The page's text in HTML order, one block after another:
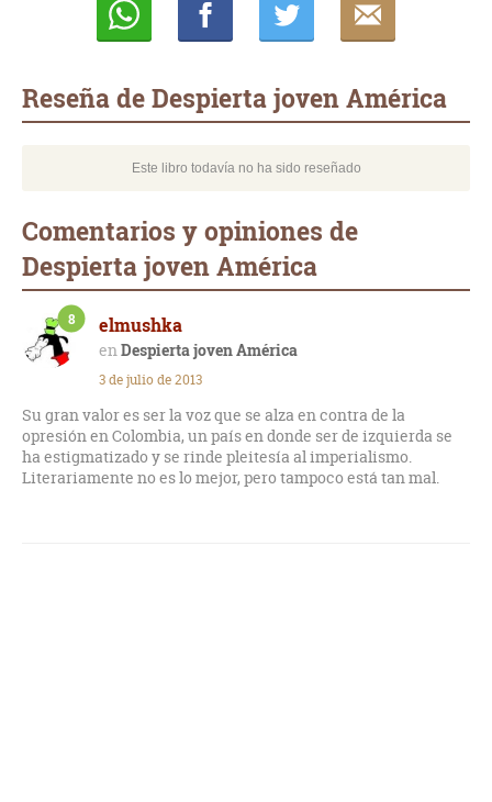
Reseña de Despierta joven América
Este libro todavía no ha sido reseñado
Comentarios y opiniones de
Despierta joven América
elmushka
Despierta joven América
8
3 de julio de 2013
Su gran valor es ser la voz que se alza en contra de la
opresión en Colombia, un país en donde ser de izquierda se
ha estigmatizado y se rinde pleitesía al imperialismo.
Literariamente no es lo mejor, pero tampoco está tan mal.